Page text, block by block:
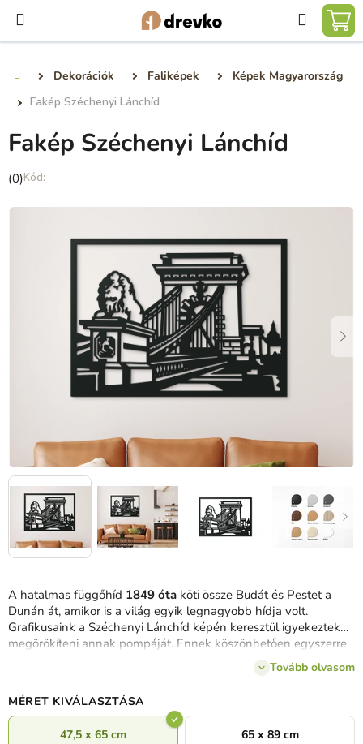
fő
Dekorációk Faliképek
Képek Magyarország
Fakép Széchenyi Lánchíd
A hatalmas függőhíd 1849 óta köti össze Budát és Pestet a
Dunán át, amikor is a világ egyik legnagyobb hídja volt.
Grafikusaink a Széchenyi Lánchíd képén keresztül igyekeztek
megörökíteni annak pompáját. Ennek köszönhetően egyszerre
viheti haza a történelem és a művészet darabját, 3 különböző
Tovább olvasom
MÉRET KIVÁLASZTÁSA
47,5 x 65 cm 65 x 89 cm
Fakép Széchenyi Lánchíd
A
átlagos
(0)